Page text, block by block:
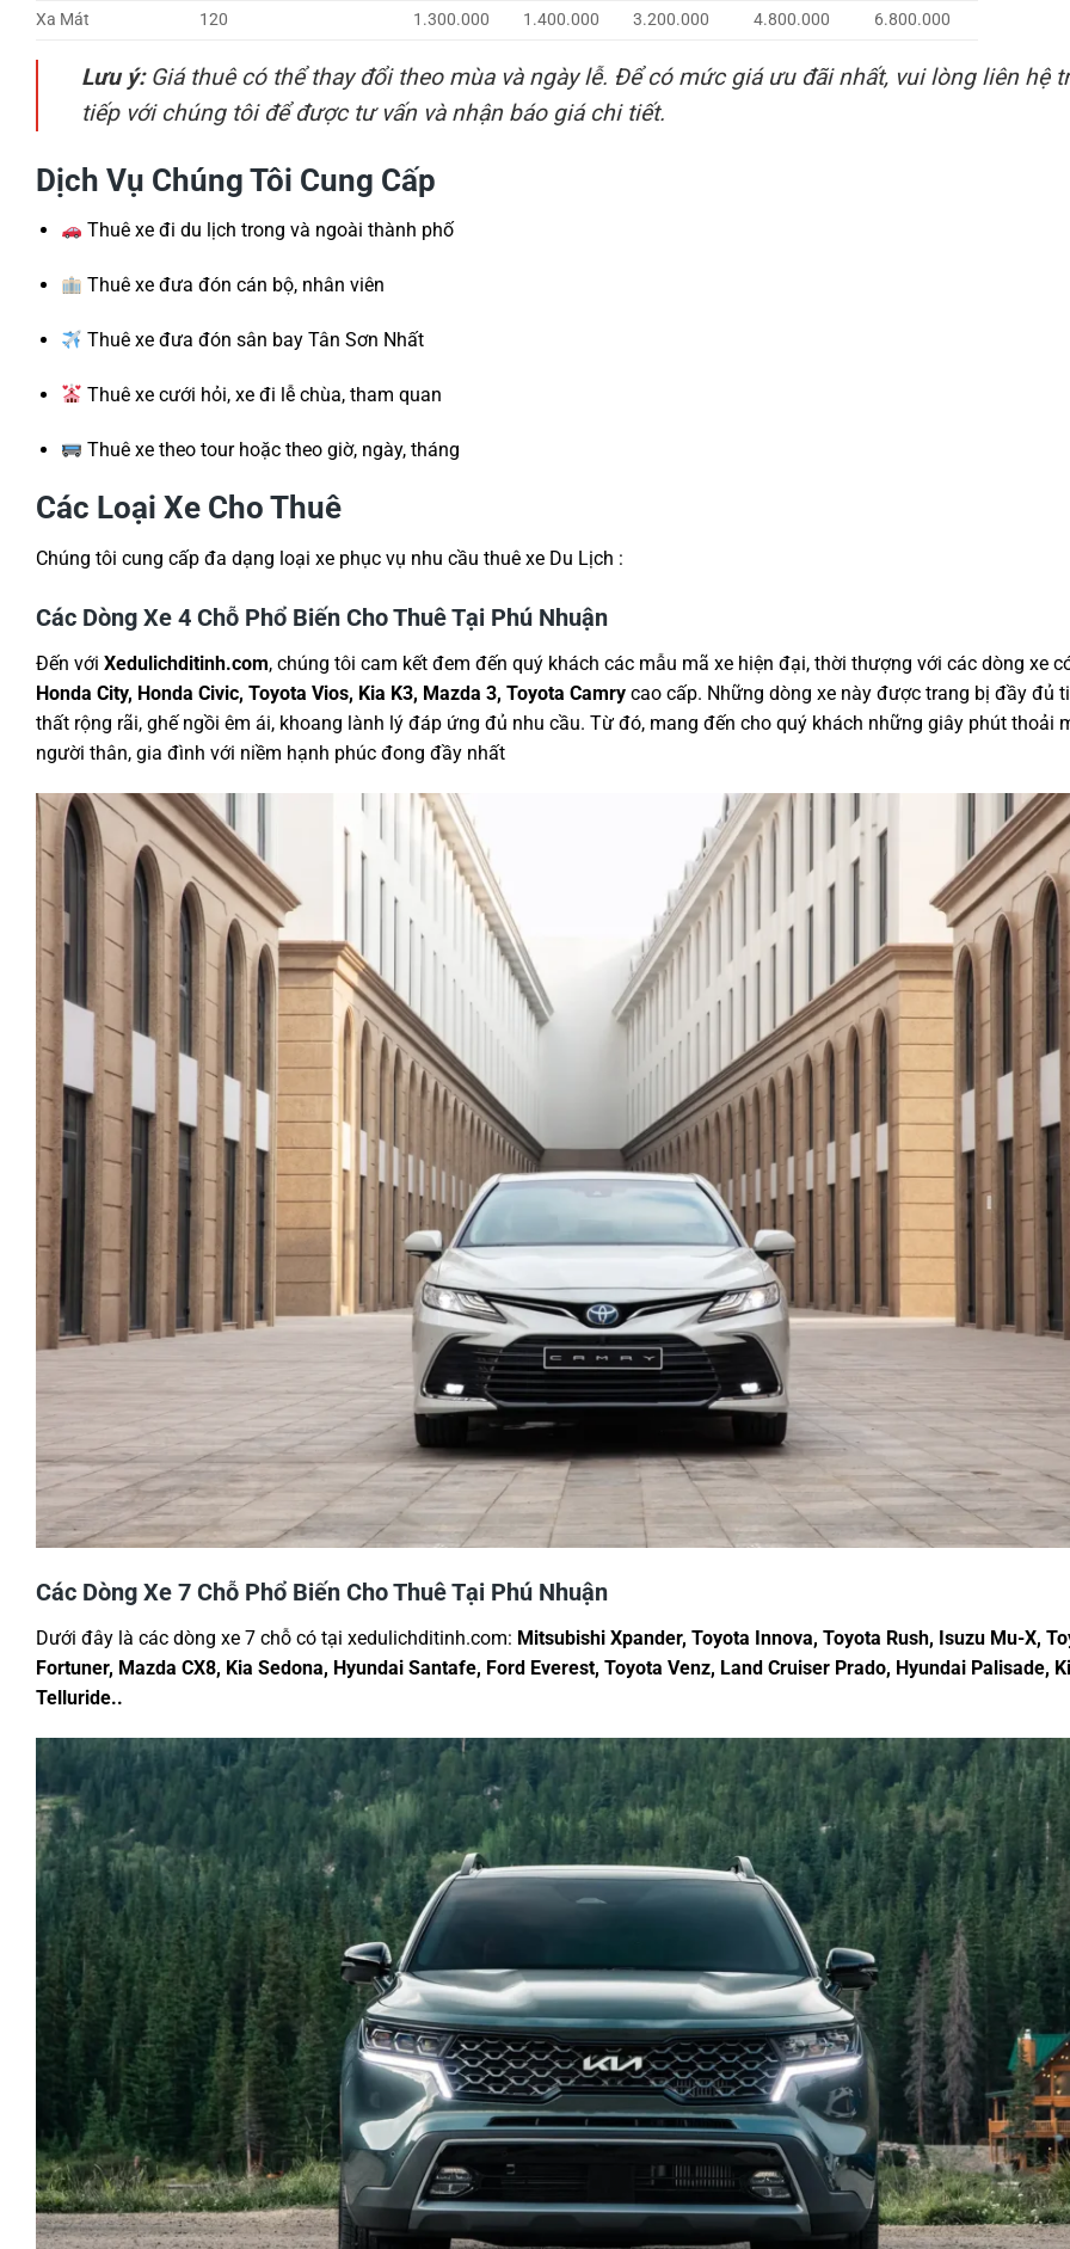
Xa Mát
120 1.300.000 1.400.000 3.200.000 4.800.000 6.800.000
Lưu ý:Giá thuê có thể thay đổi theo mùa và ngày lễ. Để có mức giá ưu đãi nhất, vui lòng liên hệ
tiếp với chúng tôi để được tư vấn và nhận báo giá chi tiết.
Dịch Vụ Chúng Tôi Cung Cấp
Thuê xe đi du lịch trong và ngoài thành phố
Thuê xe đưa đón cán bộ, nhân viên
Thuê xe đưa đón sân bay Tân Sơn Nhất
Thuê xe cưới hỏi, xe đi lễ chùa, tham quan
Thuê xe theo tour hoặc theo giờ, ngày, tháng
Các Loại Xe Cho Thuê
Chúng tôi cung cấp đa dạng loại xe phục vụ nhu cầu thuê xe Du Lịch :
Các Dòng Xe 4 Chỗ Phổ Biến Cho Thuê Tại Phú Nhuận
Đến với Xedulichditinh.com, chúng tôi cam kết đem đến quý khách các mẫu mã xe hiện đại, thời thượng với các dòng xe
Honda City, Honda Civic, Toyota Vios, Kia K3, Mazda 3, Toyota Camry cao cấp. Những dòng xe này được trang bị đầy đủ
thất rộng rãi, ghế ngồi êm ái, khoang lành lý đáp ứng đủ nhu cầu. Từ đó, mang đến cho quý khách những giây phút thoải
người thân, gia đình với niềm hạnh phúc đong đầy nhất
Các Dòng Xe 7 Chỗ Phổ Biến Cho Thuê Tại Phú Nhuận
Dưới đây là các dòng xe 7 chỗ có tại xedulichditinh.com: Mitsubishi Xpander, Toyota Innova, Toyota Rush, Isuzu Mu-X,
Fortuner, Mazda CX8, Kia Sedona, Hyundai Santafe, Ford Everest, Toyota Venz, Land Cruiser Prado, Hyundai Palisade,
Telluride..